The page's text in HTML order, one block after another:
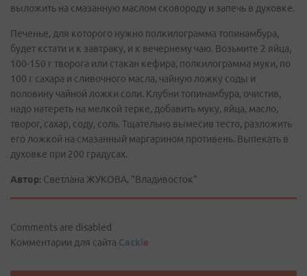
выложить на смазанную маслом сковороду и запечь в духовке.
Печенье, для которого нужно полкилограмма топинамбура,
будет кстати и к завтраку, и к вечернему чаю. Возьмите 2 яйца,
100-150 г творога или стакан кефира, полкилограмма муки, по
100 г сахара и сливочного масла, чайную ложку соды и
половину чайной ложки соли. Клубни топинамбура, очистив,
надо натереть на мелкой терке, добавить муку, яйца, масло,
творог, сахар, соду, соль. Тщательно вымесив тесто, разложить
его ложкой на смазанный маргарином противень. Выпекать в
духовке при 200 градусах.
Автор: Светлана ЖУКОВА, "Владивосток"
Comments are disabled
Комментарии для сайта Cackle